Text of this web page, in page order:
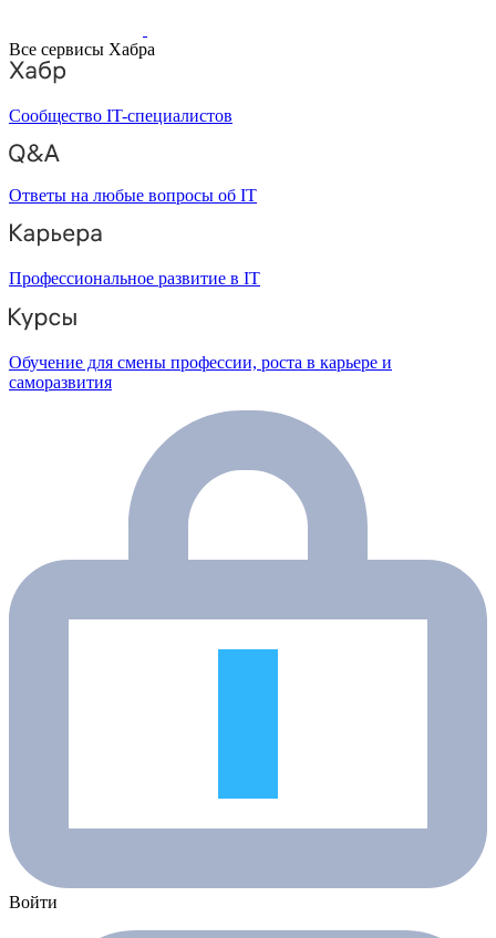
Все сервисы Хабра
Сообщество IT-специалистов
Ответы на любые вопросы об IT
Профессиональное развитие в IT
Обучение для смены профессии, роста в карьере и
саморазвития
Войти